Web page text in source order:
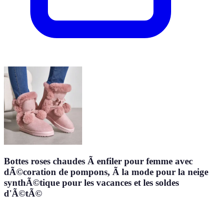
Bottes roses chaudes Ã enfiler pour femme avec
dÃ©coration de pompons, Ã la mode pour la neige
synthÃ©tique pour les vacances et les soldes
d'Ã©tÃ©